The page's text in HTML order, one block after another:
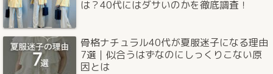
は？40代にはダサいのかを徹底調査！
骨格ナチュラル40代が夏服迷子になる理由
7選｜似合うはずなのにしっくりこない原
因とは